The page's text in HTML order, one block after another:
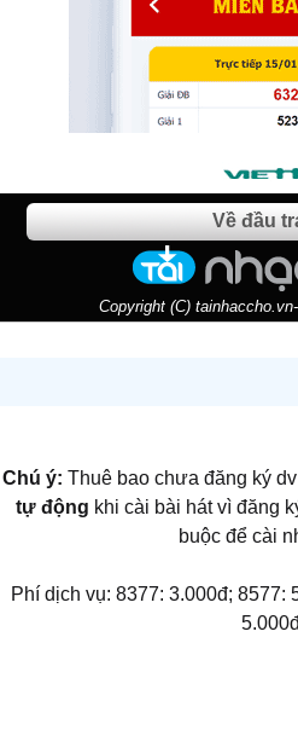
Về đầu
Copyright (C)
Chú ý: Thuê bao chưa đăng ký
tự động khi cài bài hát vì đăng
buộc để cài
Phí dịch vụ: 8377: 3.000đ; 8577: